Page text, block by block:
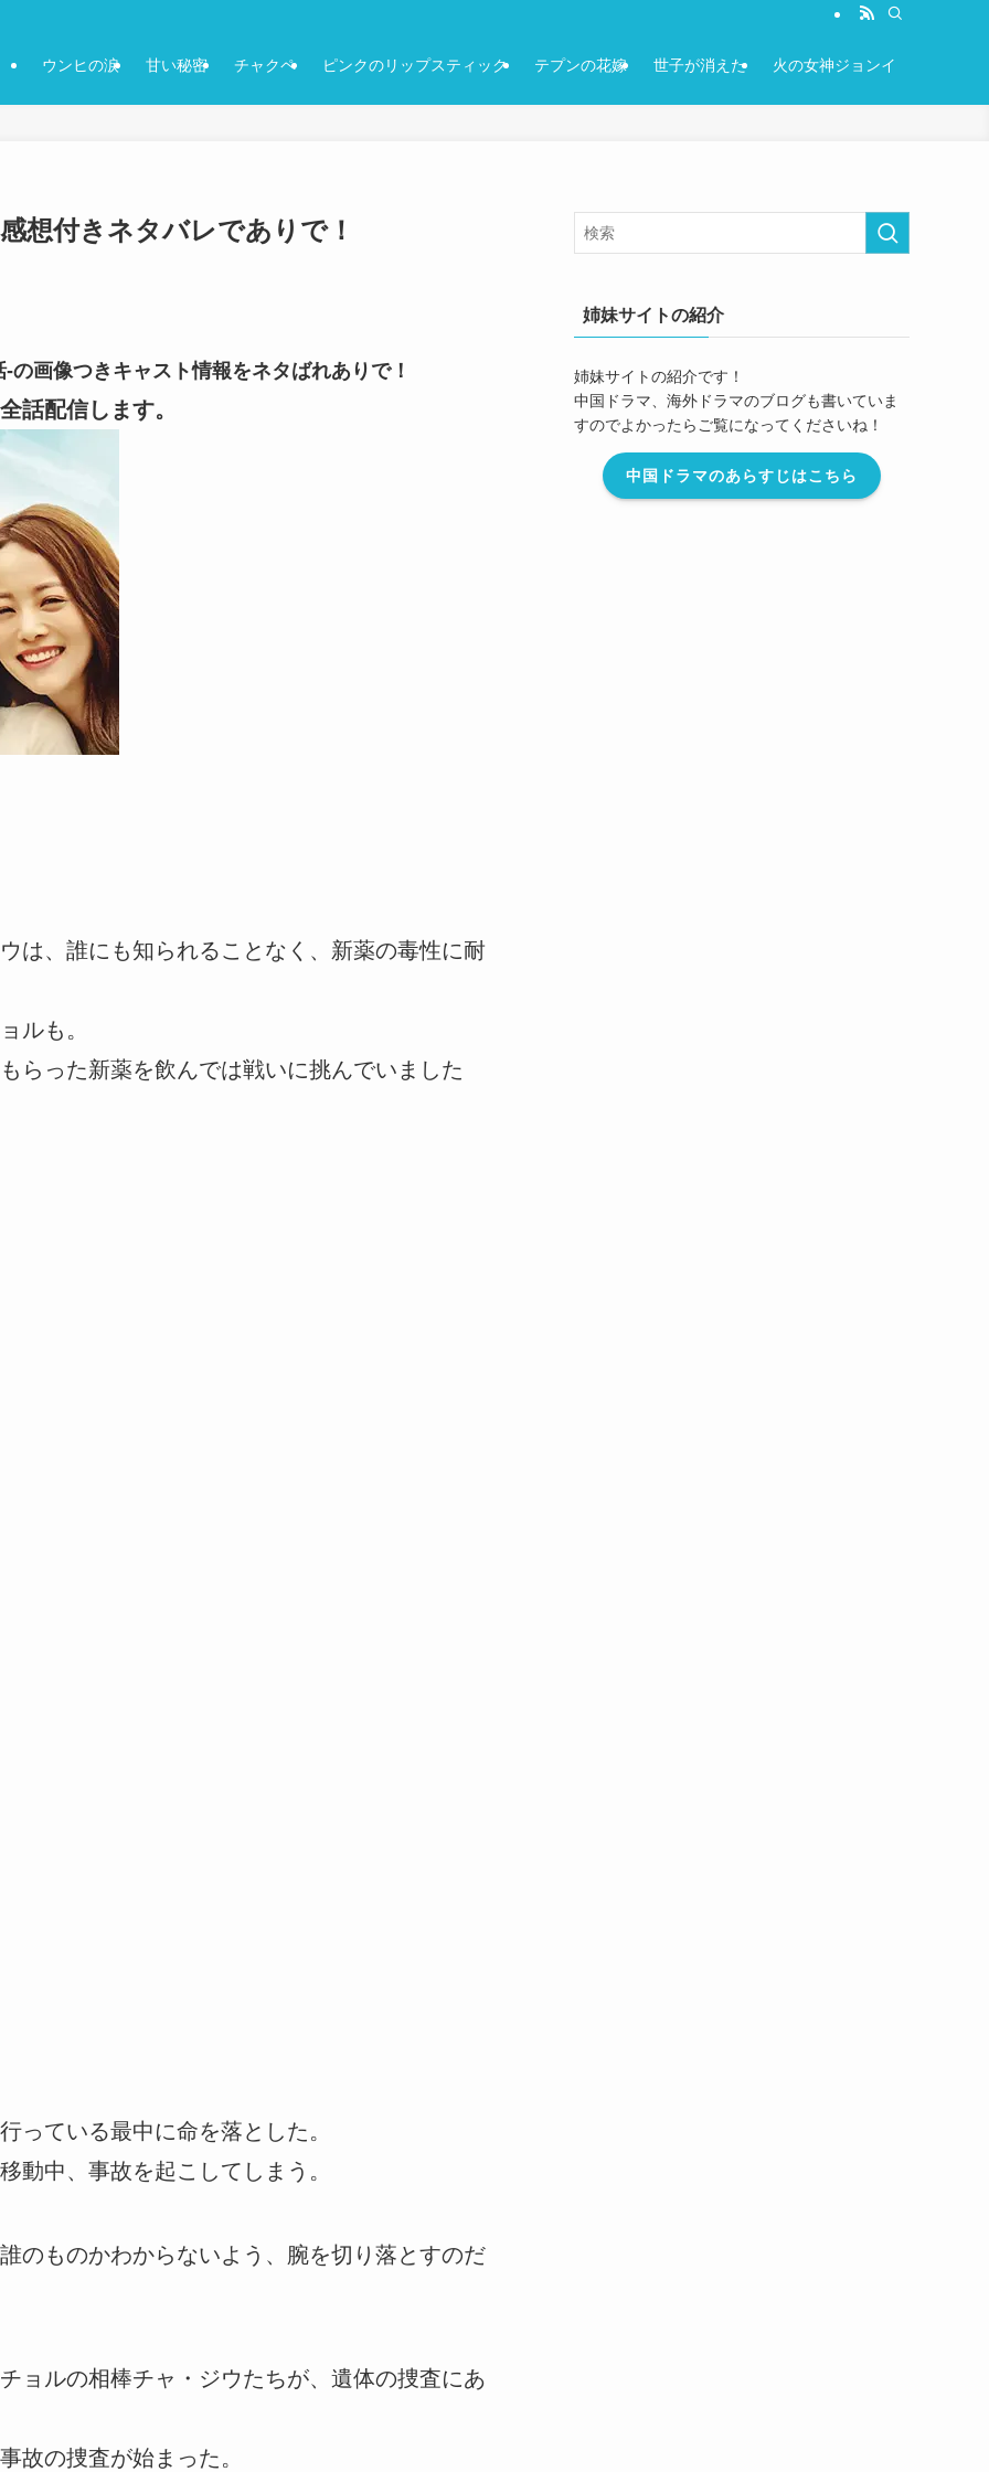
ウンヒの涙 甘い秘密 チャクペ ピンクのリップスティック テプンの花嫁 世子が消えた 火の女神ジョンイ
想付きネタバレでありで！
画像つきキャスト情報をネタばれありで！
話配信します。
は、誰にも知られることなく、新薬の毒性に耐
ルも。
らった新薬を飲んでは戦いに挑んでいました
っている最中に命を落とした。
動中、事故を起こしてしまう。
のものかわからないよう、腕を切り落とすのだ
ョルの相棒チャ・ジウたちが、遺体の捜査にあ
故の捜査が始まった。
姉妹サイトの紹介
姉妹サイトの紹介です！
中国ドラマ、海外ドラマのブログも書いていま
すのでよかったらご覧になってくださいね！
中国ドラマのあらすじはこちら